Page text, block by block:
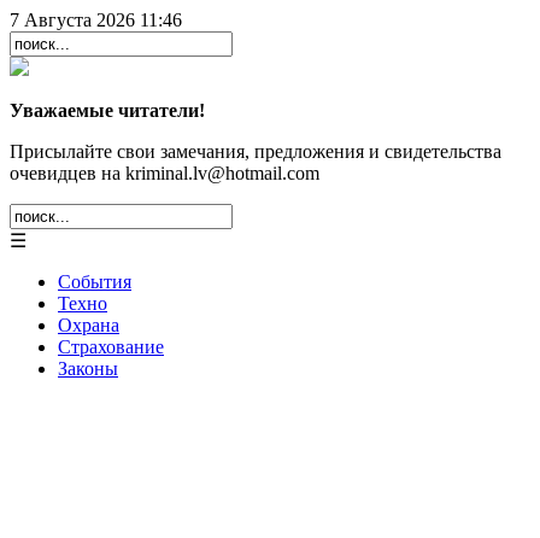
7 Августа 2026 11:46
Уважаемые читатели!
Присылайте свои замечания, предложения и свидетельства
очевидцев на kriminal.lv@hotmail.com
☰
События
Техно
Охрана
Страхование
Законы